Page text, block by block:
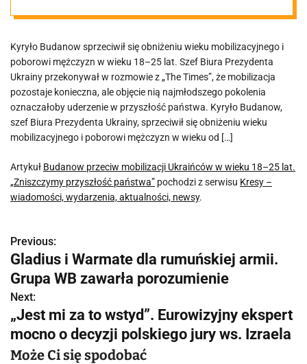
wieku 18–25 lat.
„Zniszczymy
przyszłość
państwa”
Kyryło Budanow sprzeciwił się obniżeniu wieku mobilizacyjnego i
poborowi mężczyzn w wieku 18–25 lat. Szef Biura Prezydenta
Ukrainy przekonywał w rozmowie z „The Times”, że mobilizacja
pozostaje konieczna, ale objęcie nią najmłodszego pokolenia
oznaczałoby uderzenie w przyszłość państwa. Kyryło Budanow,
szef Biura Prezydenta Ukrainy, sprzeciwił się obniżeniu wieku
mobilizacyjnego i poborowi mężczyzn w wieku od […]
Artykuł Budanow przeciw mobilizacji Ukraińców w wieku 18–25 lat.
„Zniszczymy przyszłość państwa” pochodzi z serwisu Kresy –
wiadomości, wydarzenia, aktualności, newsy.
N
a
w
i
g
Previous:
Gladius i Warmate dla rumuńskiej armii.
Grupa WB zawarła porozumienie
Next:
„Jest mi za to wstyd”. Eurowizyjny ekspert
mocno o decyzji polskiego jury ws. Izraela
Może Ci się spodobać